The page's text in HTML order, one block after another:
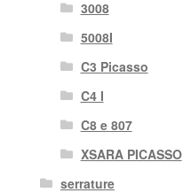
3008
5008I
C3 Picasso
C4 I
C8 e 807
XSARA PICASSO
serrature